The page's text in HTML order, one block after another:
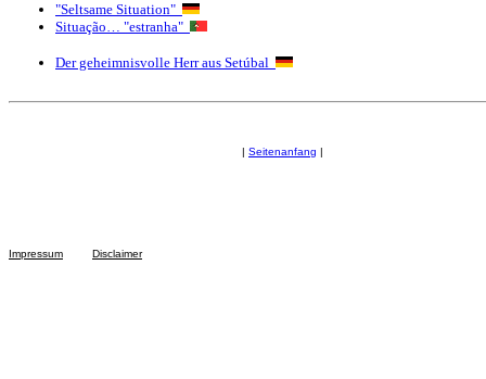
"Seltsame Situation"
Situação… "estranha"
Der geheimnisvolle Herr aus Setúbal
Seitenanfang
Impressum Disclaimer